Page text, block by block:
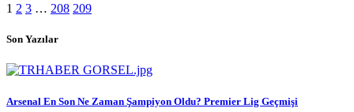
1 2 3 … 208 209
Son Yazılar
Arsenal En Son Ne Zaman Şampiyon Oldu? Premier Lig Geçmişi